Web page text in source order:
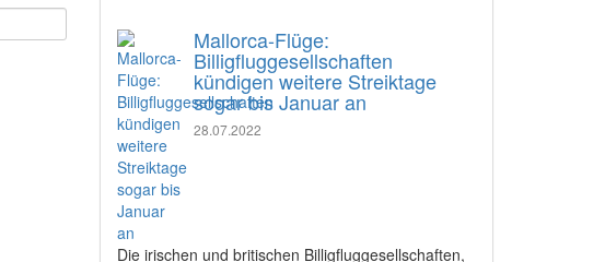
Mallorca-Flüge:
Billigfluggesellschaften
kündigen weitere Streiktage
sogar bis Januar an
28.07.2022
Die irischen und britischen Billigfluggesellschaften,